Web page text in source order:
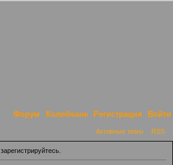
Форум Колобчане Регистрация Войти
Активные темы RSS
зарегистрируйтесь.